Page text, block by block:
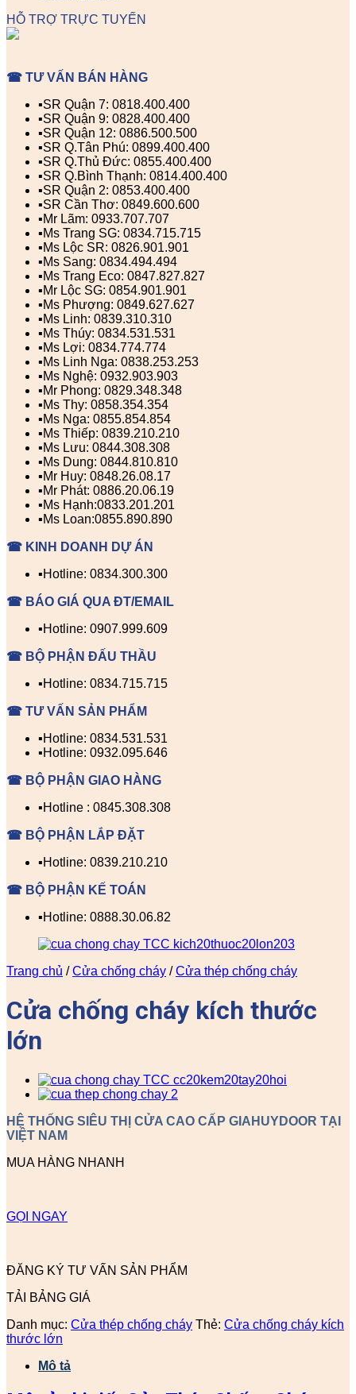
HỖ TRỢ TRỰC TUYẾN
☎ TƯ VẤN BÁN HÀNG
▪️SR Quận 7: 0818.400.400
▪️SR Quận 9: 0828.400.400
▪️SR Quận 12: 0886.500.500
▪️SR Q.Tân Phú: 0899.400.400
▪️SR Q.Thủ Đức: 0855.400.400
▪️SR Q.Bình Thạnh: 0814.400.400
▪️SR Quận 2: 0853.400.400
▪️SR Cần Thơ: 0849.600.600
▪️Mr Lãm: 0933.707.707
▪️Ms Trang SG: 0834.715.715
▪️Ms Lộc SR: 0826.901.901
▪️Ms Sang: 0834.494.494
▪️Ms Trang Eco: 0847.827.827
▪️Mr Lộc SG: 0854.901.901
▪️Ms Phượng: 0849.627.627
▪️Ms Linh: 0839.310.310
▪️Ms Thúy: 0834.531.531
▪️Ms Lợi: 0834.774.774
▪️Ms Linh Nga: 0838.253.253
▪️Ms Nghệ: 0932.903.903
▪️Mr Phong: 0829.348.348
▪️Ms Thy: 0858.354.354
▪️Ms Nga: 0855.854.854
▪️Ms Thiếp: 0839.210.210
▪️Ms Lưu: 0844.308.308
▪️Ms Dung: 0844.810.810
▪️Mr Huy: 0848.26.08.17
▪️Mr Phát: 0886.20.06.19
▪️Ms Hạnh:0833.201.201
▪️Ms Loan:0855.890.890
☎ KINH DOANH DỰ ÁN
▪️Hotline: 0834.300.300
☎ BÁO GIÁ QUA ĐT/EMAIL
▪️Hotline: 0907.999.609
☎ BỘ PHẬN ĐẤU THẦU
▪️Hotline: 0834.715.715
☎ TƯ VẤN SẢN PHẨM
▪️Hotline: 0834.531.531
▪️Hotline: 0932.095.646
☎ BỘ PHẬN GIAO HÀNG
▪️Hotline : 0845.308.308
☎ BỘ PHẬN LẮP ĐẶT
▪️Hotline: 0839.210.210
☎ BỘ PHẬN KẾ TOÁN
▪️Hotline: 0888.30.06.82
Trang chủ / Cửa chống cháy / Cửa thép chống cháy
Cửa chống cháy kích thước
lớn
HỆ THỐNG SIÊU THỊ CỬA CAO CẤP GIAHUYDOOR TẠI
VIỆT NAM
MUA HÀNG NHANH
GỌI NGAY
ĐĂNG KÝ TƯ VẤN SẢN PHẨM
TẢI BẢNG GIÁ
Danh mục: Cửa thép chống cháy Thẻ: Cửa chống cháy kích
thước lớn
Mô tả